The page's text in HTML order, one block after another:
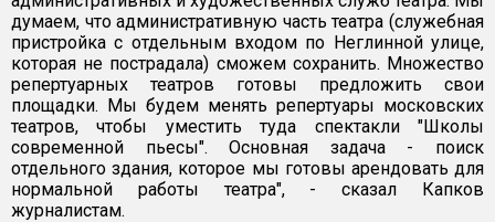
думаем, что административную часть театра (служебная
пристройка с отдельным входом по Неглинной улице,
которая не пострадала) сможем сохранить. Множество
репертуарных театров готовы предложить свои
площадки. Мы будем менять репертуары московских
театров, чтобы уместить туда спектакли "Школы
современной пьесы". Основная задача - поиск
отдельного здания, которое мы готовы арендовать для
нормальной работы театра", - сказал Капков
журналистам.